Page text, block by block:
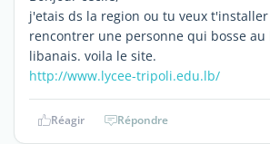
j'etais ds la region ou tu veux
rencontrer une personne qui bosse au
libanais. voila le site.
http://www.lycee-tripoli.edu.lb/
Réagir Répondre